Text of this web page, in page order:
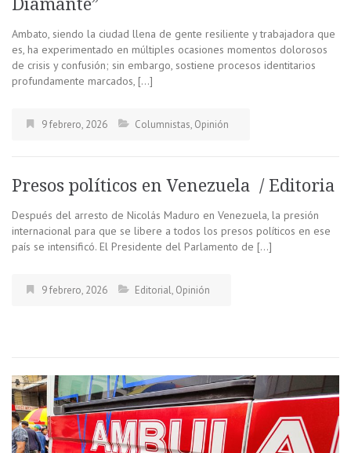
Diamante”
Ambato, siendo la ciudad llena de gente resiliente y trabajadora que
es, ha experimentado en múltiples ocasiones momentos dolorosos
de crisis y confusión; sin embargo, sostiene procesos identitarios
profundamente marcados, […]
9 febrero, 2026 Columnistas, Opinión
Presos políticos en Venezuela / Editoria
Después del arresto de Nicolás Maduro en Venezuela, la presión
internacional para que se libere a todos los presos políticos en ese
país se intensificó. El Presidente del Parlamento de […]
9 febrero, 2026 Editorial, Opinión